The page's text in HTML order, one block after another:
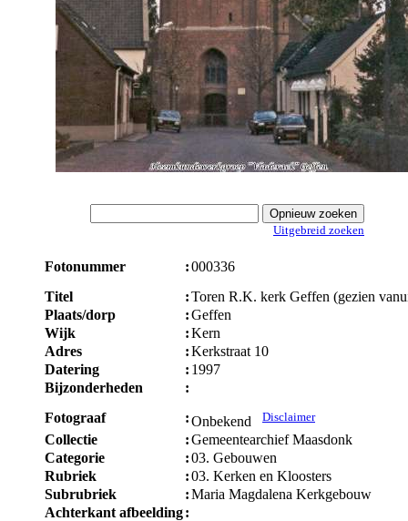
Uitgebreid zoeken
Fotonummer :000336
Titel
:Toren R.K. kerk Geffen (gezien
Plaats/dorp
:Geffen
Wijk
:Kern
Adres
:Kerkstraat 10
Datering
: 1997
Bijzonderheden
:
Fotograaf
:Onbekend Disclaimer
Collectie :Gemeentearchief Maasdonk
Categorie
:03. Gebouwen
Rubriek
:03. Kerken en Kloosters
Subrubriek
:Maria Magdalena Kerkgebouw
Achterkant afbeelding: